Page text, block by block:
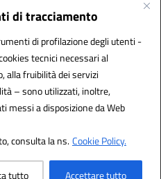
di tracciamento
di profilazione degli utenti -
tecnici necessari al
alla fruibilità dei servizi
– sono utilizzati, inoltre,
a disposizione da Web
consulta la ns.Cookie Policy.
tutto Accettare tutto
(IPA): istsc_bree02200r
by 3D Solution S.r.l.
by Designers Italia